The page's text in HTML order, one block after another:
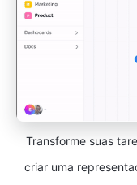
Transforme suas
criar uma